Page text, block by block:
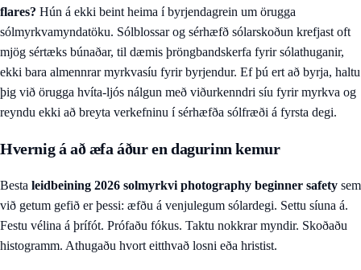
flares? Hún á ekki beint heima í byrjendagrein um örugga
sólmyrkvamyndatöku. Sólblossar og sérhæfð sólarskoðun krefjast oft
mjög sértæks búnaðar, til dæmis þröngbandskerfa fyrir sólathuganir,
ekki bara almennrar myrkvasíu fyrir byrjendur. Ef þú ert að byrja, haltu
þig við örugga hvíta-ljós nálgun með viðurkenndri síu fyrir myrkva og
reyndu ekki að breyta verkefninu í sérhæfða sólfræði á fyrsta degi.
Hvernig á að æfa áður en dagurinn kemur
Besta leidbeining 2026 solmyrkvi photography beginner safety sem
við getum gefið er þessi: æfðu á venjulegum sólardegi. Settu síuna á.
Festu vélina á þrífót. Prófaðu fókus. Taktu nokkrar myndir. Skoðaðu
histogramm. Athugaðu hvort eitthvað losni eða hristist.